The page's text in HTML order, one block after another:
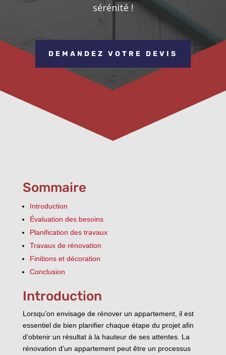
sérénité !
DEMANDEZ VOTRE DEVIS
Sommaire
Introduction
Évaluation des besoins
Planification des travaux
Travaux de rénovation
Finitions et décoration
Conclusion
Introduction
Lorsqu’on envisage de rénover un appartement, il est
essentiel de bien planifier chaque étape du projet afin
d’obtenir un résultat à la hauteur de ses attentes. La
rénovation d’un appartement peut être un processus